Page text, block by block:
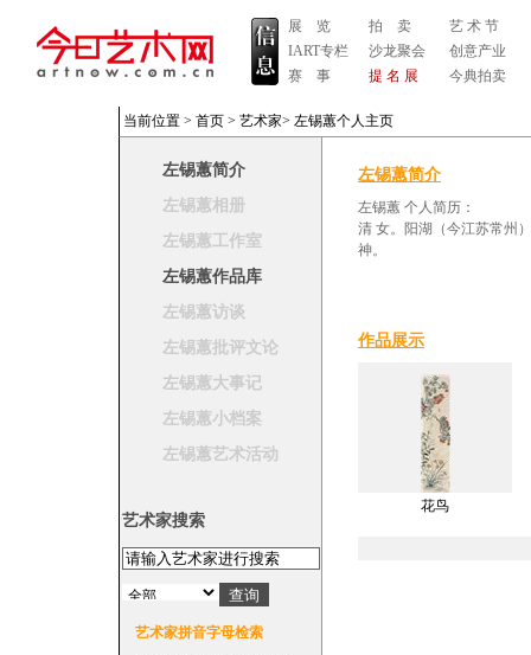
展 览
IART专栏
赛 事
拍 卖
沙龙聚会
提 名 展
艺 术 节
创意产业
今典拍卖
当前位置 > 首页 > 艺术家> 左锡蕙个人主页
左锡蕙简介
左锡蕙相册
左锡蕙工作室
左锡蕙作品库
左锡蕙访谈
左锡蕙批评文论
左锡蕙大事记
左锡蕙小档案
左锡蕙艺术活动
艺术家搜索
艺术家拼音字母检索
左锡蕙简介
左锡蕙 个人简历：
清 女。阳湖（今江苏常州
神。
作品展示
花鸟